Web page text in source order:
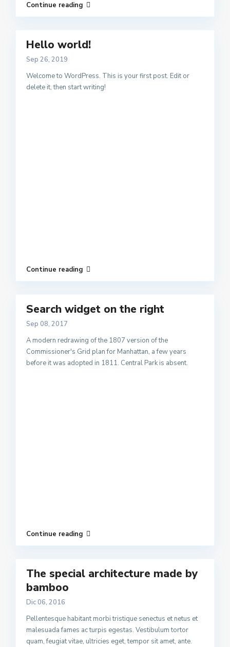
Continue reading
Hello world!
Sep 26, 2019
Welcome to WordPress. This is your first post. Edit or
delete it, then start writing!
Continue reading
Search widget on the right
Sep 08, 2017
A modern redrawing of the 1807 version of the
Commissioner's Grid plan for Manhattan, a few years
before it was adopted in 1811. Central Park is absent.
Continue reading
The special architecture made by
bamboo
Dic 06, 2016
Pellentesque habitant morbi tristique senectus et netus et
malesuada fames ac turpis egestas. Vestibulum tortor
quam, feugiat vitae, ultricies eget, tempor sit amet, ante.